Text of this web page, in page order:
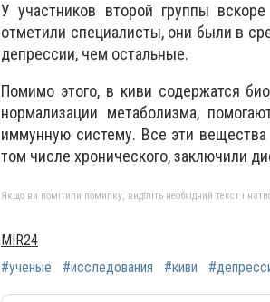
У участников второй группы
отметили специалисты, они были в
депрессии, чем остальные.
Помимо этого, в киви содержатся
нормализации метаболизма,
иммунную систему. Все эти
том числе хронического, заключили
Якщо ви помітили помилку, виділіть необхідний текст і
MIR24
#ученые
#исследования #киви